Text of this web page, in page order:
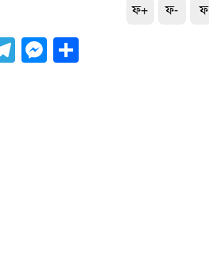
ফ+ ফ- ফ
Telegram
Messenger